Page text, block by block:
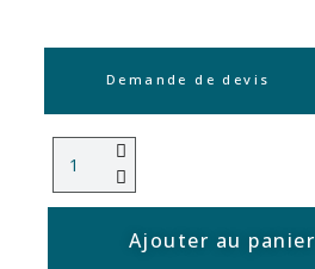
Demande de devis
Ajouter au panier